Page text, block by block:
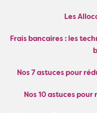
Les
Frais bancaires : les
Nos 7 astuces pour
Nos 10 astuces